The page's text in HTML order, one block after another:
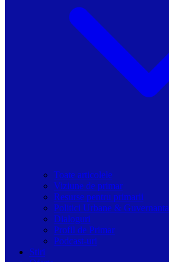
Toate articolele
Viziune de primar
Resurse pentru primarii
Politici Urbane & Guvernanta
Dialoguri
Profil de Primar
Podcast-uri
Stiri